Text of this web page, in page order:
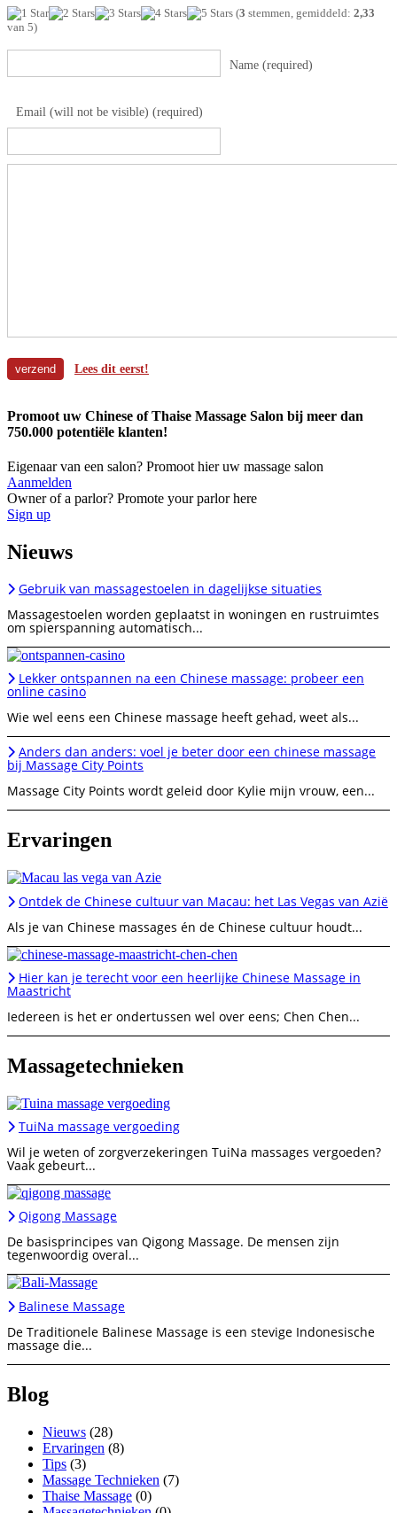
(3 stemmen, gemiddeld: 2,33
van 5)
Name (required)
Email (will not be visible) (required)
Lees dit eerst!
Promoot uw Chinese of Thaise Massage Salon bij meer dan
750.000 potentiële klanten!
Eigenaar van een salon? Promoot hier uw massage salon
Aanmelden
Owner of a parlor? Promote your parlor here
Sign up
Nieuws
Gebruik van massagestoelen in dagelijkse situaties
Massagestoelen worden geplaatst in woningen en rustruimtes
om spierspanning automatisch...
Lekker ontspannen na een Chinese massage: probeer een
online casino
Wie wel eens een Chinese massage heeft gehad, weet als...
Anders dan anders: voel je beter door een chinese massage
bij Massage City Points
Massage City Points wordt geleid door Kylie mijn vrouw, een...
Ervaringen
Ontdek de Chinese cultuur van Macau: het Las Vegas van Azië
Als je van Chinese massages én de Chinese cultuur houdt...
Hier kan je terecht voor een heerlijke Chinese Massage in
Maastricht
Iedereen is het er ondertussen wel over eens; Chen Chen...
Massagetechnieken
TuiNa massage vergoeding
Wil je weten of zorgverzekeringen TuiNa massages vergoeden?
Vaak gebeurt...
Qigong Massage
De basisprincipes van Qigong Massage. De mensen zijn
tegenwoordig overal...
Balinese Massage
De Traditionele Balinese Massage is een stevige Indonesische
massage die...
Blog
Nieuws (28)
Ervaringen (8)
Tips (3)
Massage Technieken (7)
Thaise Massage (0)